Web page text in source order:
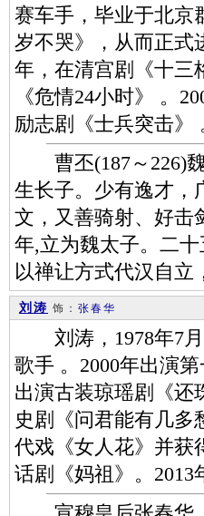
赛车手，毕业于北京
岁不哭》，从而正式
年，在清宫剧《十三
《危情24小时》 。
励志剧《士兵突击
曹丕(187～226)魏
生长子。少有逸才，
文，又善骑射、好击
年,立为魏太子。二
以禅让方式代汉自
刘涛 饰： 张春华
刘涛，1978年7月
歌手 。2000年出演
出演古装琼瑶剧《还
史剧《问君能有几多
代戏《女人花》并获
话剧《妈祖》。